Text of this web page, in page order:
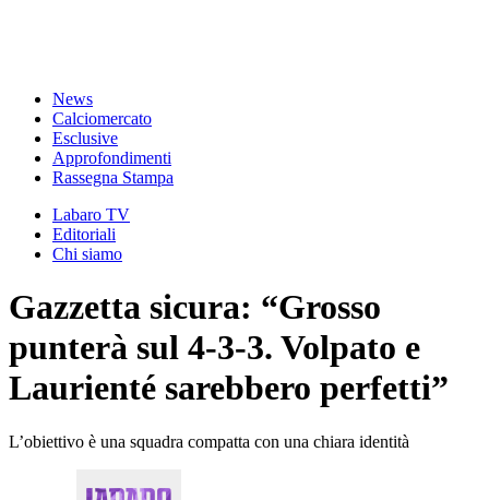
News
Calciomercato
Esclusive
Approfondimenti
Rassegna Stampa
Labaro TV
Editoriali
Chi siamo
Gazzetta sicura: “Grosso
punterà sul 4-3-3. Volpato e
Laurienté sarebbero perfetti”
L’obiettivo è una squadra compatta con una chiara identità